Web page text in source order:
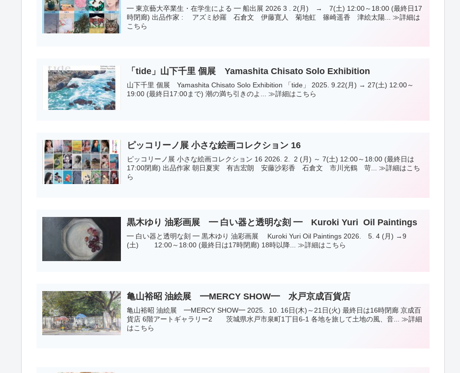
━ 東京藝大卒業生・在学生による ━ 船出展 2026 3 . 2(月) → 7(土) 12:00～18:00 (最終日17
時閉廊) 出品作家 : アズミ紗羅 石倉文 伊藤寛人 菊地虹 篠崎遥香 津絵太陽... ≫詳細は
こちら
「tide」山下千里 個展 Yamashita Chisato Solo Exhibition
山下千里 個展 Yamashita Chisato Solo Exhibition 「tide」 2025. 9.22(月) → 27(土) 12:00～
19:00 (最終日17:00まで) 潮の満ち引きのよ... ≫詳細はこちら
ピッコリーノ展 小さな絵画コレクション 16
ピッコリーノ展 小さな絵画コレクション 16 2026. 2. 2 (月) ～ 7(土) 12:00～18:00 (最終日は
17:00閉廊) 出品作家 朝日夏実 有吉宏朗 安藤沙彩香 石倉文 市川光鶴 苛... ≫詳細はこち
ら
黒木ゆり 油彩画展 ━ 白い器と透明な刻 ━ Kuroki Yuri Oil Paintings
━ 白い器と透明な刻 ━ 黒木ゆり 油彩画展 Kuroki Yuri Oil Paintings 2026. 5. 4 (月) →9
(土) 12:00～18:00 (最終日は17時閉廊) 18時以降... ≫詳細はこちら
亀山裕昭 油絵展 ━MERCY SHOW━ 水戸京成百貨店
亀山裕昭 油絵展 ━MERCY SHOW━ 2025. 10. 16日(木)～21日(火) 最終日は16時閉廊 京成百
貨店 6階アートギャラリー2 茨城県水戸市泉町1丁目6-1 各地を旅して土地の風、音... ≫詳細
はこちら